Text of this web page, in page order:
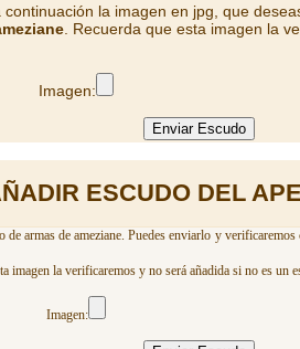
continuación la imagen en jpg, que
. Recuerda que esta imagen la
Imagen:
ESCUDO DEL
de armas de ameziane. Puedes enviarlo y
imagen la verificaremos y no será añadida si no es un
Imagen: